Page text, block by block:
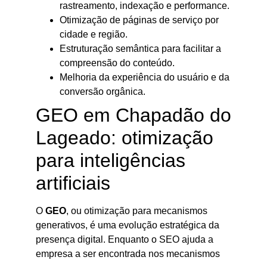
rastreamento, indexação e performance.
Otimização de páginas de serviço por
cidade e região.
Estruturação semântica para facilitar a
compreensão do conteúdo.
Melhoria da experiência do usuário e da
conversão orgânica.
GEO em Chapadão do
Lageado: otimização
para inteligências
artificiais
O GEO, ou otimização para mecanismos
generativos, é uma evolução estratégica da
presença digital. Enquanto o SEO ajuda a
empresa a ser encontrada nos mecanismos